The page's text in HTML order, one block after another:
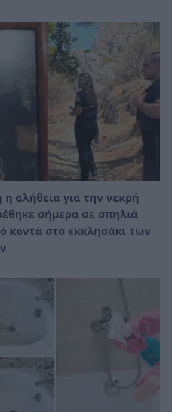
αλήθεια για την νεκρή
σήμερα σε σπηλιά
κοντά στο εκκλησάκι των